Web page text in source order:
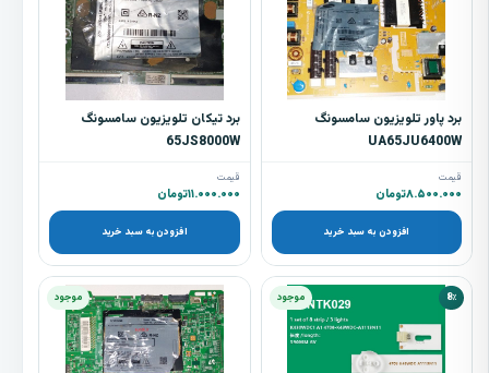
برد پاور تلویزیون سامسونگ
UA65JU6400W
قیمت
۸.۵۰۰.۰۰۰تومان
افزودن به سبد خرید
برد تیکان تلویزیون سامسونگ
65JS8000W
قیمت
۱۱.۰۰۰.۰۰۰تومان
افزودن به سبد خرید
8٪ موجود موجود